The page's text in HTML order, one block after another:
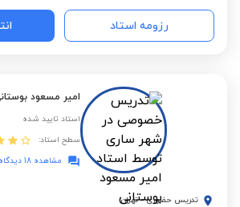
رزومه استاد
امیر مسعود
استاد تایید شده
سطح استاد:
مشاهده 18 دیدگاه
تدریس حضوری - تهران